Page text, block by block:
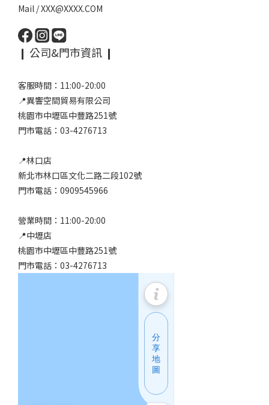
Mail / XXX@XXXX.COM
❙ 公司&門市資訊 ❙
客服時間：11:00-20:00
📍異響空間貿易有限公司
桃園市中壢區中豐路251號
門市電話：03-4276713
📍林口店
新北市林口區文化二路二段102號
門市電話：0909545966
營業時間：11:00-20:00
📍中壢店
桃園市中壢區中豐路251號
門市電話：03-4276713